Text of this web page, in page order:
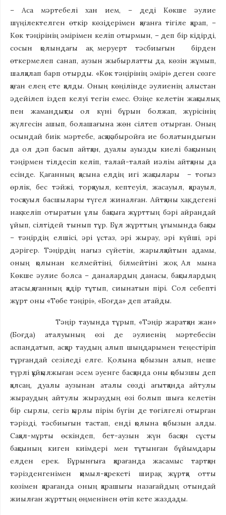
– Аса мәртебелі хан ием, – деді Көкше әулие
шүңілектелген өткір көзідерімен қағанға тігіле қарап, –
Көк тәңірінің әмірімен келіп отырмын, – деп бір кідірді,
сосын қолындағы ақ меруерт тәсбиығын бірден
өткермелеп санап, аузын жыбырлатты да, көзін жұмып,
шалқалап барп отырды. «Көк тәңірінің әмірі» деген сөзге
қаған елең ете қалды. Оның көңілінде әулиенің алыстан
әдейілеп іздеп келуі тегін емес. Өзіңе келетін жақсылық
пен жамандықты ол күні бұрын болжап, жүрісінің
жүлгесін ашып, болашағына жөн сілтеп отырған. Оның
осындай биік мәртебе, асқақ абыройға ие болатындығын
да ол дәп басып айтқан, дуалы ауызды киелі бақсының
тәңірмен тілдесіп келіп, талай-талай иәлім айтқаны да
есінде. Қағанның қасына елдің игі жақсылары – тоғыз
өрлік, бес тәйжі, торқауыл, кептеуіл, жасауыл, қарауыл,
тосқауыл басшылары түгел жиналған. Айтқаны хақ, дегені
нақ келіп отыратын ұлы бақсыға жұрттың бәрі айрандай
ұйып, сілтідей тынып тұр. Бұл жұрттың ұғымында бақсы
– тәңірдің елшісі, әрі ұстаз, әрі жырау, әрі күйші, әрі
дәрігер. Тәңірдің нағыз сүйетін, жарылқайтын адамы,
оның қолынан келмейтіні, білмейтіні жоқ. Ал мына
Көкше әулие болса – даналардың данасы, бақсылардың
атасы,қағанның қадір тұтып, сиынатын пірі. Сол себепті
жұрт оны «Төбе тәңірі», «Боғда» деп атайды.
Тәңір тауында тұрып, «Тәңір жаратқан жан»
(Боғда) аталуының өзі де әулиенің мәртебесін
аспандатып, асқар таудың алып шыңдарымен теңестіріп
тұрғандай сезіледі елге. Қолына қобызын алып, неше
түрлі құйқылжыған әсем әуенге басқанда оны қобызшы деп
қалсаң, дуалы аузынан аталы сөзді ағытқанда айтулы
жыраудың айтулы жыраудың өзі болып шыға келетін
бір сырлы, сегіз қырлы пірім бүгін де төгілгелі отырған
тәрізді, тәсбиығын тастап, енді қолына қобызын алды.
Сақал-мұрты өскіндеп, бет-аузын жүн басқан сұсты
бақсының киген киімдері мен тұтынған бұйымдары
елден ерек. Бұрынғыға қарағанда жасамыс тартқан
тәрізденгенімен қимыл-қарекеті ширақ, жұртқа отты
көзімен қарағанда оның қарашығы назағайдың отындай
жиылған жұрттың өңменінен өтіп кете жаздады.